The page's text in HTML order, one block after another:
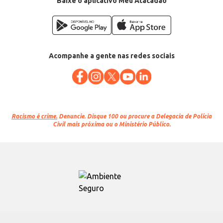
Acompanhe a gente nas redes sociais
Racismo é crime. Denuncie. Disque 100 ou procure a Delegacia de Polícia
Civil mais próxima ou o Ministério Público.